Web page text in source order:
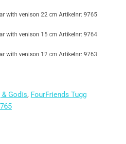
with venison 22 cm Artikelnr: 9765
with venison 15 cm Artikelnr: 9764
with venison 12 cm Artikelnr: 9763
& Godis, FourFriends Tugg